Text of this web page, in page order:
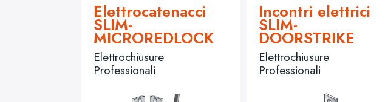
Elettrocatenacci
SLIM-
MICROREDLOCK
Elettrochiusure
Professionali
Incontri elettrici
SLIM-
DOORSTRIKE
Elettrochiusure
Professionali